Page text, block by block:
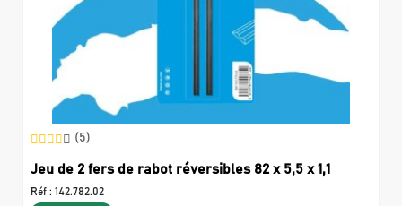
(5)
Jeu de 2 fers de rabot réversibles 82 x 5,5 x 1,1
Réf : 142.782.02